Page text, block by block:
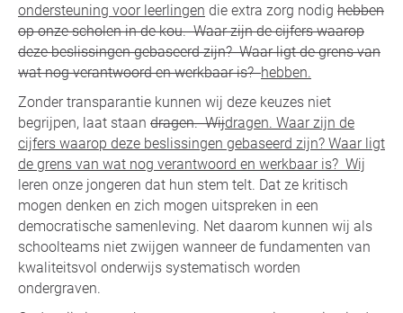
ondersteuning voor leerlingen die extra zorg nodig hebben
op onze scholen in de kou. Waar zijn de cijfers waarop
deze beslissingen gebaseerd zijn? Waar ligt de grens van
wat nog verantwoord en werkbaar is?hebben.
Zonder transparantie kunnen wij deze keuzes niet
begrijpen, laat staan dragen. Wijdragen. Waar zijn de
cijfers waarop deze beslissingen gebaseerd zijn? Waar ligt
de grens van wat nog verantwoord en werkbaar is? Wij
leren onze jongeren dat hun stem telt. Dat ze kritisch
mogen denken en zich mogen uitspreken in een
democratische samenleving. Net daarom kunnen wij als
schoolteams niet zwijgen wanneer de fundamenten van
kwaliteitsvol onderwijs systematisch worden
ondergraven.